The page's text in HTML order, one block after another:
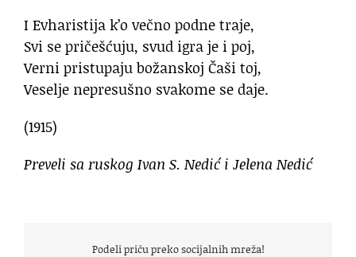
I Evharistija k’o večno podne traje,
Svi se pričešćuju, svud igra je i poj,
Verni pristupaju božanskoj Čaši toj,
Veselje nepresušno svakome se daje.
(1915)
Preveli sa ruskog Ivan S. Nedić i Jelena Nedić
Podeli priču preko socijalnih mreža!